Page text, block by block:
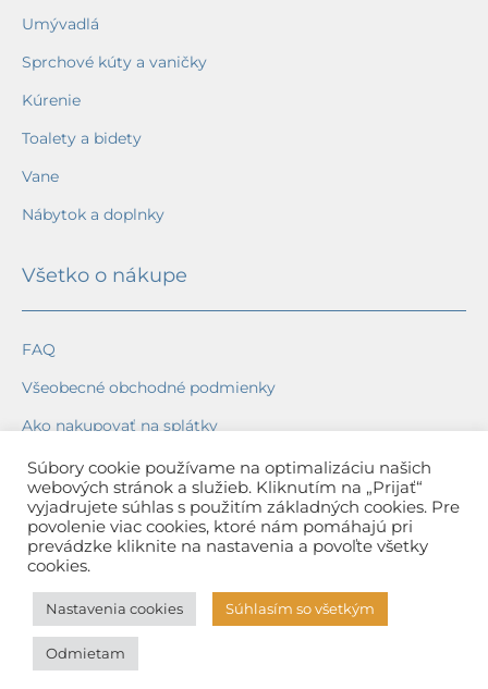
Umývadlá
Sprchové kúty a vaničky
Kúrenie
Toalety a bidety
Vane
Nábytok a doplnky
Všetko o nákupe
FAQ
Všeobecné obchodné podmienky
Ako nakupovať na splátky
Ochrana osobných údajov
Reklamačný poriadok
Spôsob a cena dopravy
Dodacie lehoty
Spôsob platby
Záruka na tovar
Súbory cookie používame na optimalizáciu našich
webových stránok a služieb. Kliknutím na „Prijať“
vyjadrujete súhlas s použitím základných cookies. Pre
povolenie viac cookies, ktoré nám pomáhajú pri
prevádzke kliknite na nastavenia a povoľte všetky
cookies.
Nastavenia cookies Súhlasím so všetkým
Odmietam